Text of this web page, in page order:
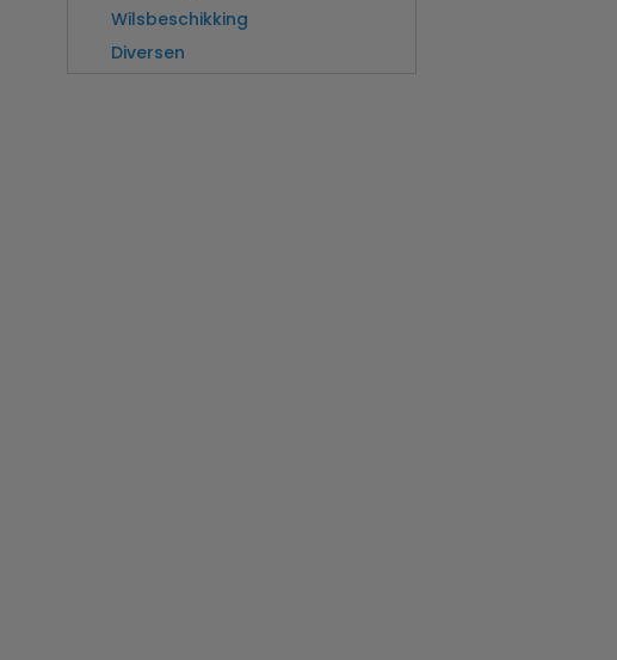
Wilsbeschikking
Diversen